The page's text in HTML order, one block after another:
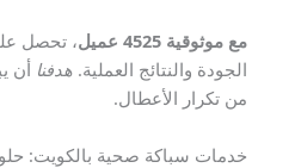
مع موثوقية 4525 عميل
، تحصل
الجودة والنتائج العملية. هدفنا أن
من تكرار الأعطال.
خدمات سباكة صحية بالكويت: